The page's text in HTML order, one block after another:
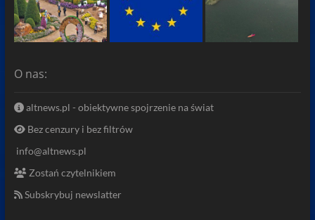
O nas:
altnews.pl - obiektywne spojrzenie na świat
Bez cenzury i bez filtrów
info@altnews.pl
Zostań czytelnikiem
Subskrybuj newslatter